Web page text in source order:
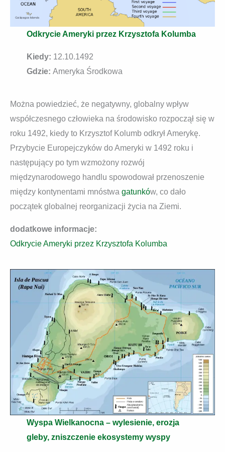
Odkrycie Ameryki przez Krzysztofa Kolumba
Kiedy: 12.10.1492
Gdzie: Ameryka Środkowa
Można powiedzieć, że negatywny, globalny wpływ
współczesnego człowieka na środowisko rozpoczął się w
roku 1492, kiedy to Krzysztof Kolumb odkrył Amerykę.
Przybycie Europejczyków do Ameryki w 1492 roku i
następujący po tym wzmożony rozwój
międzynarodowego handlu spowodował przenoszenie
między kontynentami mnóstwa gatunków, co dało
początek globalnej reorganizacji życia na Ziemi.
dodatkowe informacje:
Odkrycie Ameryki przez Krzysztofa Kolumba
Wyspa Wielkanocna – wylesienie, erozja
gleby, zniszczenie ekosystemy wyspy